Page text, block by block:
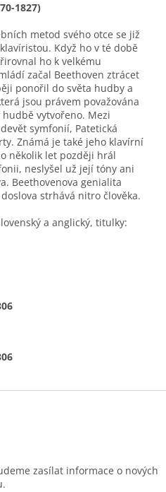
1827)
metod svého otce se již
Když ho v té době
ho k velkému
začal Beethoven ztrácet
ponořil do světa hudby a
jsou právem považována
vytvořeno. Mezi
symfonií, Patetická
Známá je také jeho klavírní
několik let později hrál
neslyšel už její tóny ani
Beethovenova genialita
strhává nitro člověka.
a anglický, titulky:
zasílat informace o nových